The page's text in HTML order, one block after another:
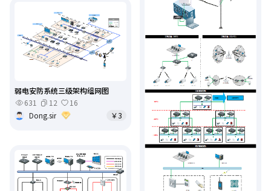
弱电安防系统三级架构组网图
631
12
16
Dong.sir
￥3